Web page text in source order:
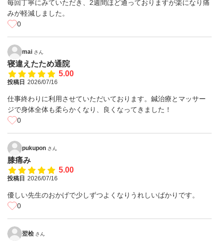
毎回丁寧にみていただき、2週間ほど通っておりますが楽になり痛
みが軽減しました。
0
mai さん
寝違えたため通院
5.00
投稿日 2026/07/16
仕事終わりに利用させていただいております。鍼治療とマッサー
ジで身体全体も柔らかくなり、良くなってきました！
0
pukupon さん
膝痛み
5.00
投稿日 2026/07/16
優しい先生のおかげで少しずつよくなりうれしいばかりです。
0
翌桧 さん